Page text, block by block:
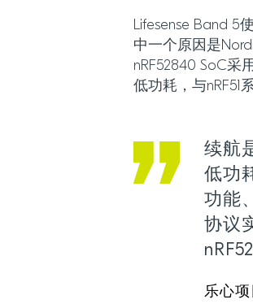
Lifesense Band 5
中一个原因是
nRF52840 SoC采
低功耗，与nRF51
续航
低功
功能
协议
乐心